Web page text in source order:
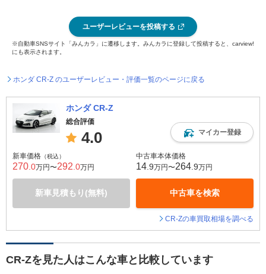
ユーザーレビューを投稿する
※自動車SNSサイト「みんカラ」に遷移します。みんカラに登録して投稿すると、carview!
にも表示されます。
ホンダ CR-Z のユーザーレビュー・評価一覧のページに戻る
ホンダ CR-Z
総合評価
4.0 マイカー登録
新車価格 （税込）
270 .0万円〜292 .0万円
新車見積もり(無料)
中古車本体価格
14 .9万円〜264 .9万円
中古車を検索
CR-Zの車買取相場を調べる
CR-Zを見た人はこんな車と比較しています